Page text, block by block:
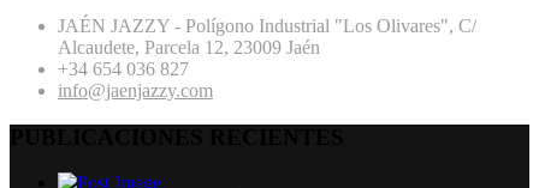
JAÉN JAZZY - Polígono Industrial "Los Olivares", C/
Alcaudete, Parcela 12, 23009 Jaén
+34 654 036 827
info@jaenjazzy.com